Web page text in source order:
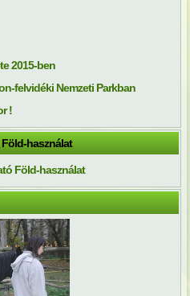
2015-ben
felvidéki Nemzeti Parkban
!
használat
Föld-használat